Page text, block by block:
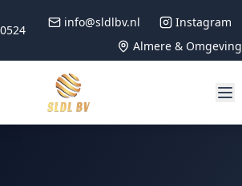
info@sldlbv.nl Instagram
Almere & Omgeving